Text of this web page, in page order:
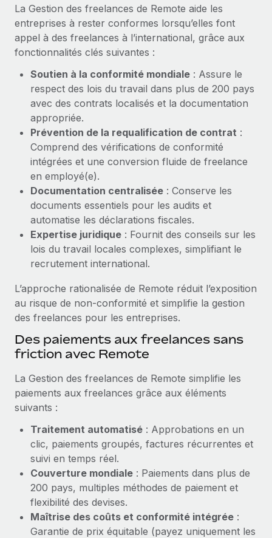
Gestion des appareils
Achetez et suivez vos équipements informatiques
dans le monde entier
Établissez des entités rapidement et en toute
conformité
Mobilité et déménagement international
Organisez facilement le déménagement de vos
employés
Avantages sociaux
Gérez facilement les avantages sociaux
Gestion des freelances
Taxes
Explorer le blog
Mises à jour des produits de Remote :
Intégrations Gusto et Xero et Gestion des
freelances Plus
Remote a toujours pour mission d'aider les entreprises de
toute taille à embaucher, gérer et payer...
En savoir plus
Comment Phiture gère ses 55 employés
Phiture, un leader notable du conseil en matière de
croissance mobile internationale, encourage les...
En savoir plus
La Gestion des freelances de Remote aide les
entreprises à rester conformes lorsqu’elles font
appel à des freelances à l’international, grâce aux
fonctionnalités clés suivantes :
Soutien à la conformité mondiale : Assure le
respect des lois du travail dans plus de 200 pays
avec des contrats localisés et la documentation
appropriée.
Prévention de la requalification de contrat :
Comprend des vérifications de conformité
intégrées et une conversion fluide de freelance
en employé(e).
Documentation centralisée : Conserve les
documents essentiels pour les audits et
automatise les déclarations fiscales.
Expertise juridique : Fournit des conseils sur les
lois du travail locales complexes, simplifiant le
recrutement international.
L’approche rationalisée de Remote réduit l’exposition
au risque de non‑conformité et simplifie la gestion
des freelances pour les entreprises.
Des paiements aux freelances sans
friction avec Remote
La Gestion des freelances de Remote simplifie les
paiements aux freelances grâce aux éléments
suivants :
Traitement automatisé : Approbations en un
clic, paiements groupés, factures récurrentes et
suivi en temps réel.
Couverture mondiale : Paiements dans plus de
200 pays, multiples méthodes de paiement et
flexibilité des devises.
Maîtrise des coûts et conformité intégrée :
Garantie de prix équitable (payez uniquement les